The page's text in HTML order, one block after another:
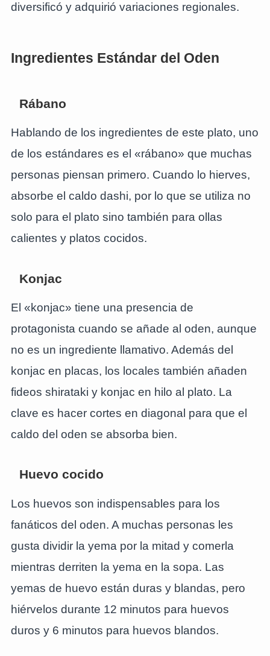
diversificó y adquirió variaciones regionales.
Ingredientes Estándar del Oden
Rábano
Hablando de los ingredientes de este plato, uno
de los estándares es el «rábano» que muchas
personas piensan primero. Cuando lo hierves,
absorbe el caldo dashi, por lo que se utiliza no
solo para el plato sino también para ollas
calientes y platos cocidos.
Konjac
El «konjac» tiene una presencia de
protagonista cuando se añade al oden, aunque
no es un ingrediente llamativo. Además del
konjac en placas, los locales también añaden
fideos shirataki y konjac en hilo al plato. La
clave es hacer cortes en diagonal para que el
caldo del oden se absorba bien.
Huevo cocido
Los huevos son indispensables para los
fanáticos del oden. A muchas personas les
gusta dividir la yema por la mitad y comerla
mientras derriten la yema en la sopa. Las
yemas de huevo están duras y blandas, pero
hiérvelos durante 12 minutos para huevos
duros y 6 minutos para huevos blandos.